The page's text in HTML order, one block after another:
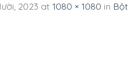
2023 at 1080 × 1080 in Bột